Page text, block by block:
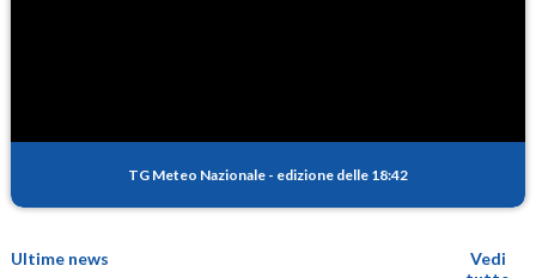
TG Meteo Nazionale - edizione delle 18:42
Ultime news
Vedi